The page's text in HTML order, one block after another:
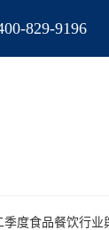
829-9196
季度食品餐饮行业